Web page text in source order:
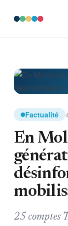
Factualité
En
25 comptes